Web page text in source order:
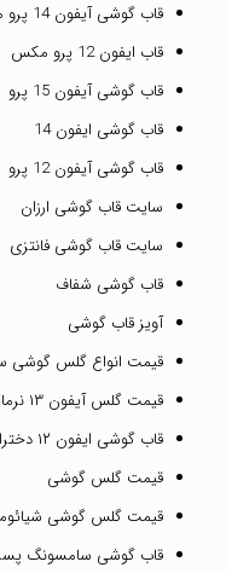
قاب گوشی آیفون 14 پرو مکس
قاب ایفون 12 پرو مکس
قاب گوشی آیفون 15 پرو
قاب گوشی ایفون 14
قاب گوشی آیفون 12 پرو
سایت قاب گوشی ارزان
سایت قاب گوشی فانتزی
قاب گوشی شفاف
آویز قاب گوشی
قیمت انواع گلس گوشی
قیمت گلس آیفون ۱۳ نرمال
قاب گوشی ایفون ۱۲ دخترانه
قیمت گلس گوشی
قیمت گلس گوشی
قاب گوشی سامسونگ